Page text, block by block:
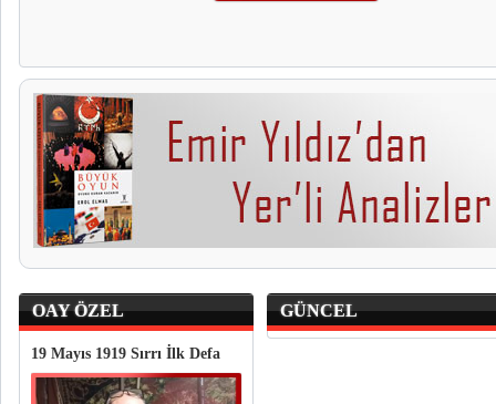
OAY ÖZEL
19 Mayıs 1919 Sırrı İlk Defa
Türkiye Cumhuriyeti Sonsuza
GÜNCEL